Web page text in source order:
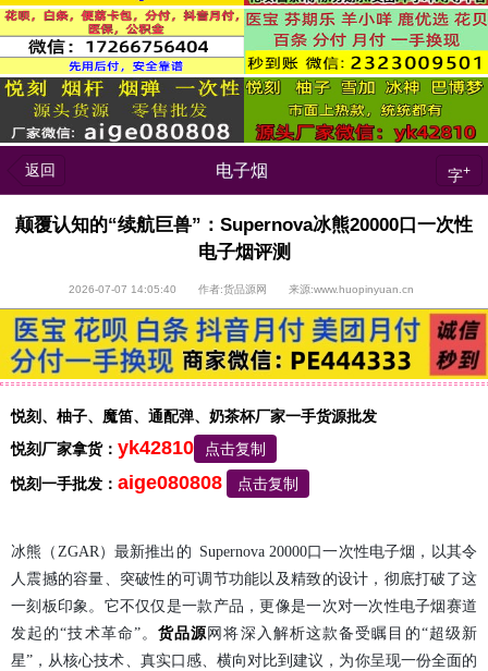
返回 电子烟 字+
颠覆认知的“续航巨兽”：Supernova冰熊20000口一次性
电子烟评测
2026-07-07 14:05:40 作者:货品源网 来源:www.huopinyuan.cn
悦刻、柚子、魔笛、通配弹、奶茶杯厂家一手货源批发
悦刻厂家拿货： yk42810
点击复制
悦刻一手批发： aige080808 点击复制
冰熊（ZGAR）最新推出的 Supernova 20000口一次性电子烟，以其令
人震撼的容量、突破性的可调节功能以及精致的设计，彻底打破了这
一刻板印象。它不仅仅是一款产品，更像是一次对一次性电子烟赛道
发起的“技术革命”。货品源网将深入解析这款备受瞩目的“超级新
星”，从核心技术、真实口感、横向对比到建议，为你呈现一份全面的